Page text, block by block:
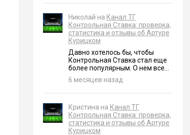
Николай на Канал ТГ
Контрольная Ставка: проверка,
статистика и отзывы об Артуре
Курицком
Давно хотелось бы, чтобы
Контрольная Ставка стал еще
более популярным. О нем все...
6 месяцев назад
Кристина на Канал ТГ
Контрольная Ставка: проверка,
статистика и отзывы об Артуре
Курицком